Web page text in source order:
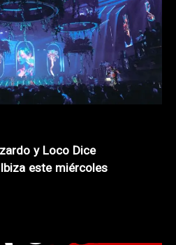
y Loco Dice
este miércoles